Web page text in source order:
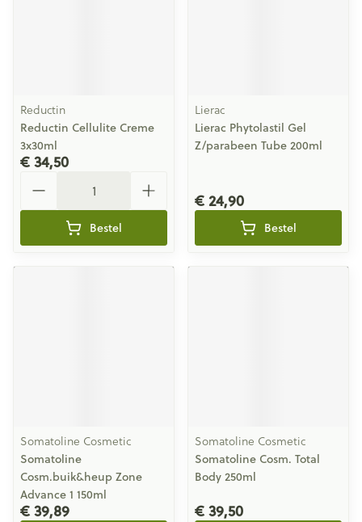
Reductin
Reductin Cellulite Creme
3x30ml
€ 34,50
Bestel
Lierac
Lierac Phytolastil Gel
Z/parabeen Tube 200ml
€ 24,90
Bestel
Somatoline Cosmetic
Somatoline
Cosm.buik&heup Zone
Advance 1 150ml
€ 39,89
Somatoline Cosmetic
Somatoline Cosm. Total
Body 250ml
€ 39,50